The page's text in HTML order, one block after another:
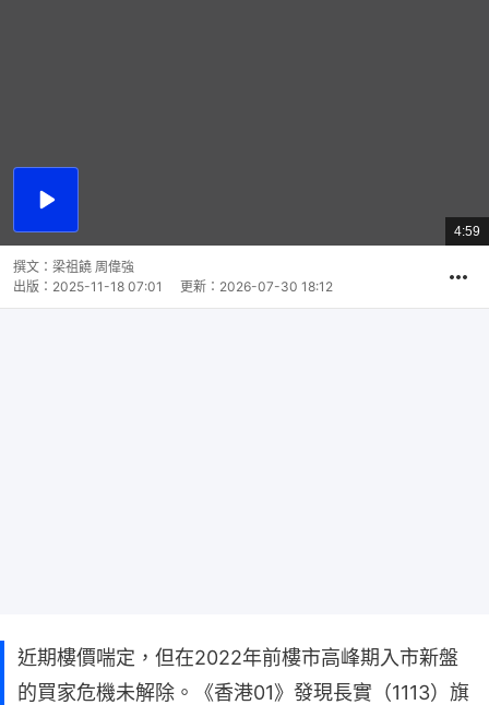
播
總
共
4:59
撰文： 梁祖饒 周偉強
出版： 2025-11-18 07:01 更新： 2026-07-30 18:12
近期樓價喘定，但在2022年前樓市高峰期入市新盤
的買家危機未解除。《香港01》發現長實（1113）旗